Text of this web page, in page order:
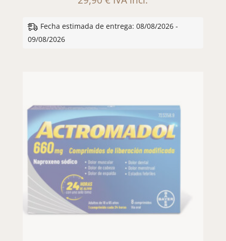
Fecha estimada de entrega: 08/08/2026 -
09/08/2026